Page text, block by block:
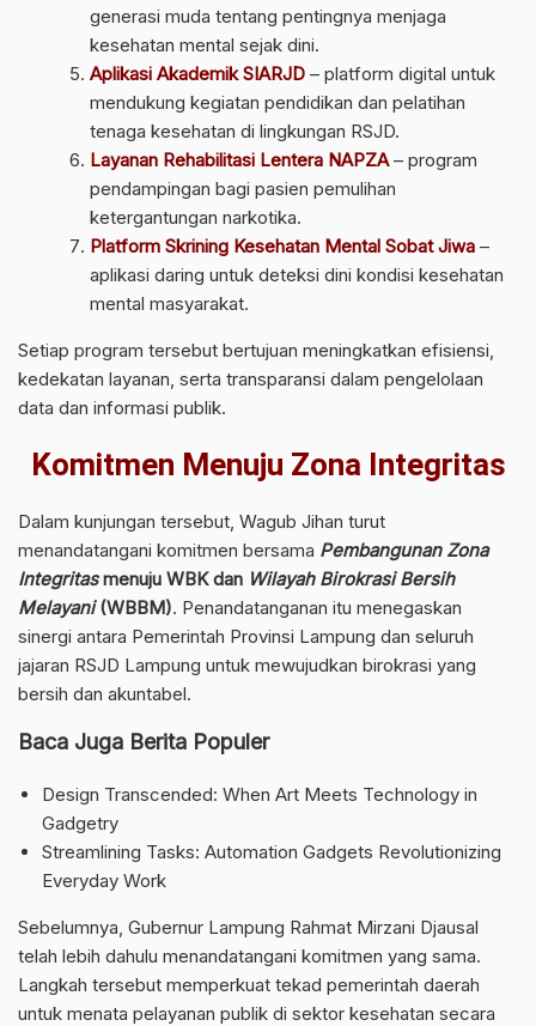
generasi muda tentang pentingnya menjaga
kesehatan mental sejak dini.
Aplikasi Akademik SIARJD – platform digital untuk
mendukung kegiatan pendidikan dan pelatihan
tenaga kesehatan di lingkungan RSJD.
Layanan Rehabilitasi Lentera NAPZA– program
pendampingan bagi pasien pemulihan
ketergantungan narkotika.
Platform Skrining Kesehatan Mental Sobat Jiwa –
aplikasi daring untuk deteksi dini kondisi kesehatan
mental masyarakat.
Setiap program tersebut bertujuan meningkatkan efisiensi,
kedekatan layanan, serta transparansi dalam pengelolaan
data dan informasi publik.
Komitmen Menuju Zona Integritas
Dalam kunjungan tersebut, Wagub Jihan turut
menandatangani komitmen bersama Pembangunan Zona
Integritasmenuju WBK dan Wilayah Birokrasi Bersih
Melayani(WBBM). Penandatanganan itu menegaskan
sinergi antara Pemerintah Provinsi Lampung dan seluruh
jajaran RSJD Lampung untuk mewujudkan birokrasi yang
bersih dan akuntabel.
Baca Juga Berita Populer
Design Transcended: When Art Meets Technology in
Gadgetry
Streamlining Tasks: Automation Gadgets Revolutionizing
Everyday Work
Sebelumnya, Gubernur Lampung Rahmat Mirzani Djausal
telah lebih dahulu menandatangani komitmen yang sama.
Langkah tersebut memperkuat tekad pemerintah daerah
untuk menata pelayanan publik di sektor kesehatan secara